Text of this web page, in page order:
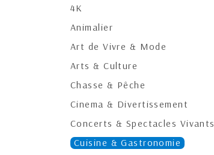
4K
Animalier
Art de Vivre & Mode
Arts & Culture
Chasse & Pêche
Cinema & Divertissement
Concerts & Spectacles Vivants
Cuisine & Gastronomie